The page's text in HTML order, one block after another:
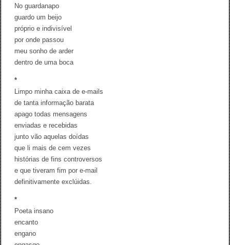
n
o
E
z
l
o
a
n
s
No guardanapo
guardo um beijo
próprio e indivisível
por onde passou
meu sonho de arder
dentro de uma boca
*
Limpo minha caixa de e-mails
de tanta informação barata
apago todas mensagens
enviadas e recebidas
junto vão aquelas doídas
que li mais de cem vezes
histórias de fins controversos
e que tiveram fim por e-mail
definitivamente exclúidas.
*
Poeta insano
encanto
engano